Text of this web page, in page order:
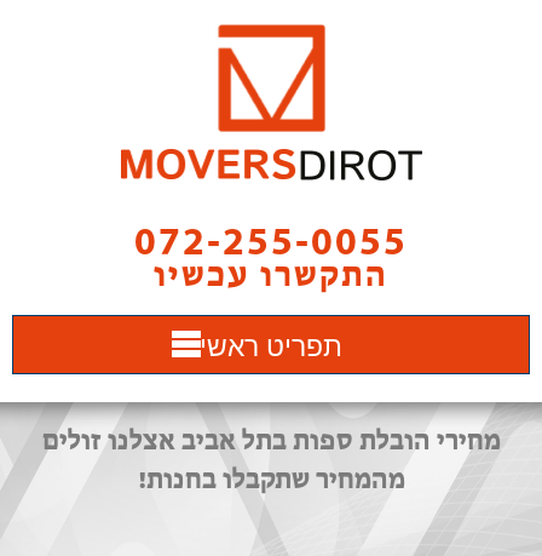
072-255-0055
התקשרו עכשיו
תפריט ראשי
מחירי הובלת ספות בתל אביב אצלנו זולים
מהמחיר שתקבלו בחנות!